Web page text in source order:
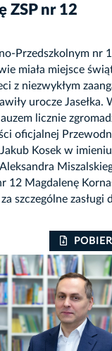
ZSP nr 12
Przedszkolnym nr
miała miejsce
z niezwykłym
urocze Jasełka.
licznie
oficjalnej
Kosek w
12 Magdalenę
szczególne zasługi